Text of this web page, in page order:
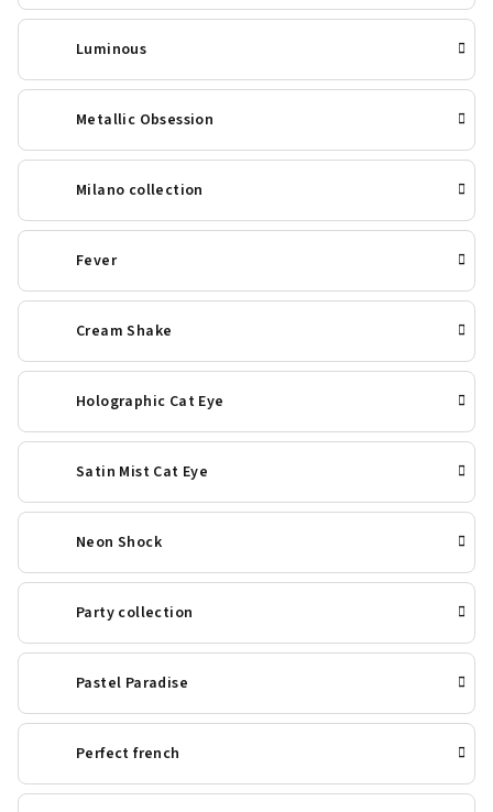
Luminous
Metallic Obsession
Milano collection
Fever
Cream Shake
Holographic Cat Eye
Satin Mist Cat Eye
Neon Shock
Party collection
Pastel Paradise
Perfect french